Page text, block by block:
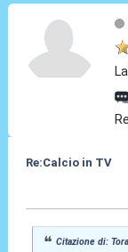
Re:Calcio in TV
Citazione di: